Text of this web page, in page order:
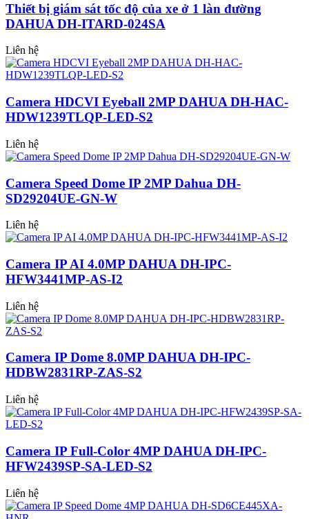
Thiết bị giám sát tốc độ của xe ở 1 làn đường
DAHUA DH-ITARD-024SA
Liên hệ
Camera HDCVI Eyeball 2MP DAHUA DH-HAC-
HDW1239TLQP-LED-S2
Liên hệ
Camera Speed Dome IP 2MP Dahua DH-
SD29204UE-GN-W
Liên hệ
Camera IP AI 4.0MP DAHUA DH-IPC-
HFW3441MP-AS-I2
Liên hệ
Camera IP Dome 8.0MP DAHUA DH-IPC-
HDBW2831RP-ZAS-S2
Liên hệ
Camera IP Full-Color 4MP DAHUA DH-IPC-
HFW2439SP-SA-LED-S2
Liên hệ